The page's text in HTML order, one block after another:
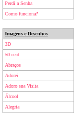
Perdi a Senha
Como funciona?
Imagens e Desenhos
3D
50 cent
Abraços
Adorei
Adoro sua Visita
Álcool
Alegria